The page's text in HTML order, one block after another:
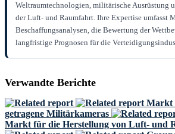
Weltraumtechnologien, militärische Ausrüstung
der Luft- und Raumfahrt. Ihre Expertise umfasst
Beschaffungsanalysen, die Bewertung der
langfristige Prognosen für die
Verwandte Berichte
Markt
getragene Militärkameras
Markt für die Herstellung von Luft- und